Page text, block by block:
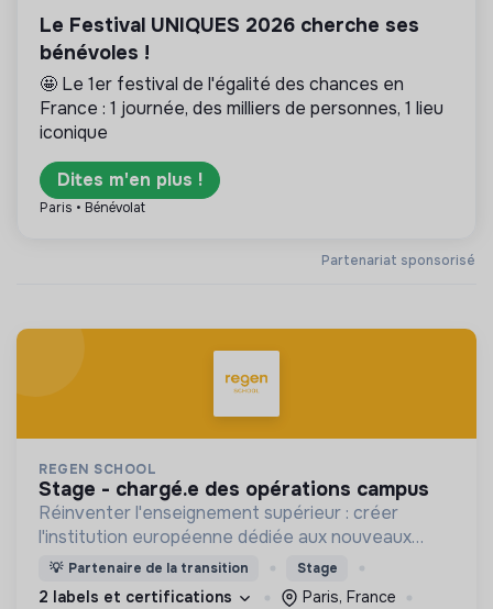
Partenariat sponsorisé
Le Festival UNIQUES 2026 cherche ses
bénévoles !
🤩 Le 1er festival de l'égalité des chances en
France : 1 journée, des milliers de personnes, 1 lieu
iconique
Dites m'en plus !
Paris • Bénévolat
REGEN SCHOOL
stage - chargé.e des opérations campus
Réinventer l'enseignement supérieur : créer
l'institution européenne dédiée aux nouveaux
modèles économiques et à la formation des
décideurs éclairés du 21ème siècle.
💡 Partenaire de la transition Stage
2 labels et certifications
Paris, France